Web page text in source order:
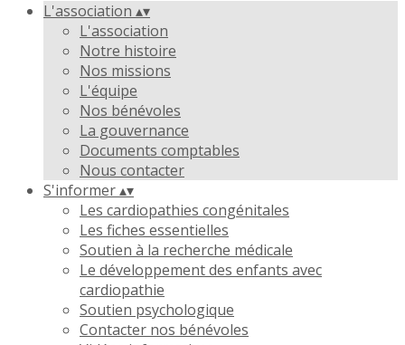
L'association ▴▾
L'association
Notre histoire
Nos missions
L'équipe
Nos bénévoles
La gouvernance
Documents comptables
Nous contacter
S'informer▴▾
Les cardiopathies congénitales
Les fiches essentielles
Soutien à la recherche médicale
Le développement des enfants avec
cardiopathie
Soutien psychologique
Contacter nos bénévoles